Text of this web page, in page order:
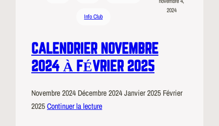
Info Club
2024
CALENDRIER NOVEMBRE
2024 À FÉVRIER 2025
Novembre 2024 Décembre 2024 Janvier 2025 Février
2025Continuer la lecture